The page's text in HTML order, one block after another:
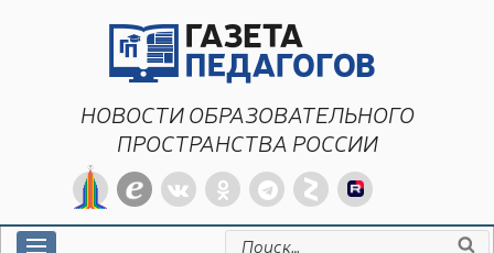
НОВОСТИ ОБРАЗОВАТЕЛЬНОГО
ПРОСТРАНСТВА РОССИИ
Искать: